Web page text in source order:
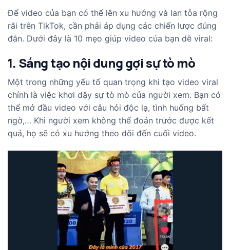
Để video của bạn có thể lên xu hướng và lan tỏa rộng
rãi trên TikTok, cần phải áp dụng các chiến lược đúng
đắn. Dưới đây là 10 mẹo giúp video của bạn dễ viral:
1. Sáng tạo nội dung gợi sự tò mò
Một trong những yếu tố quan trọng khi tạo video viral
chính là việc khơi dậy sự tò mò của người xem. Bạn có
thể mở đầu video với câu hỏi độc lạ, tình huống bất
ngờ,… Khi người xem không thể đoán trước được kết
quả, họ sẽ có xu hướng theo dõi đến cuối video.